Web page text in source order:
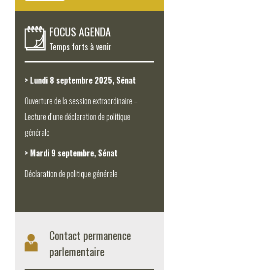
FOCUS AGENDA
Temps forts à venir
> Lundi 8 septembre 2025, Sénat
Ouverture de la session extraordinaire –
Lecture d’une déclaration de politique
générale
> Mardi 9 septembre, Sénat
Déclaration de politique générale
Contact permanence
parlementaire